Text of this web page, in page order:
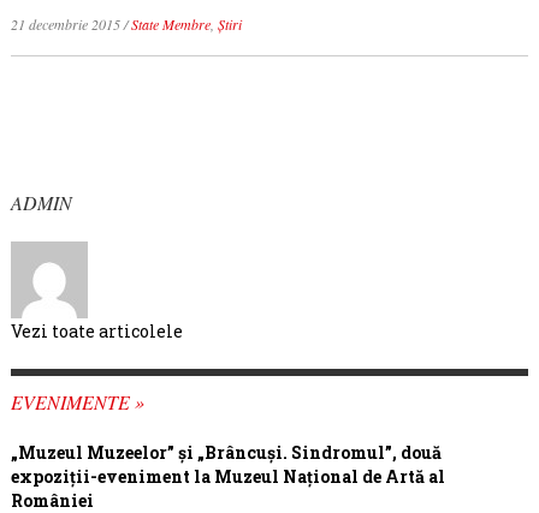
21 decembrie 2015/State Membre, Știri
ADMIN
Vezi toate articolele
EVENIMENTE »
„Muzeul Muzeelor” și „Brâncuși. Sindromul”, două
expoziții-eveniment la Muzeul Național de Artă al
României